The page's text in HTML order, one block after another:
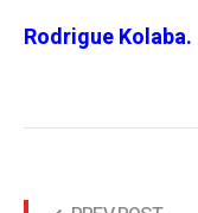
Rodrigue Kolaba.